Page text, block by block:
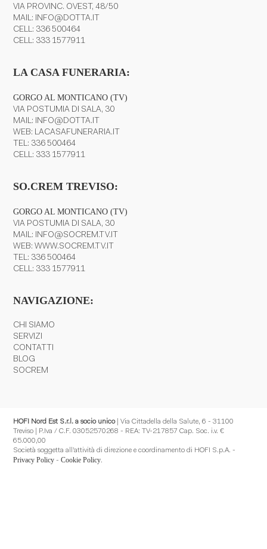
VIA PROVINC. OVEST, 48/50
MAIL: INFO@DOTTA.IT
CELL: 336 500464
CELL: 333 1577911
LA CASA FUNERARIA:
GORGO AL MONTICANO (TV)
VIA POSTUMIA DI SALA, 30
MAIL: INFO@DOTTA.IT
WEB: LACASAFUNERARIA.IT
TEL: 336 500464
CELL: 333 1577911
SO.CREM TREVISO:
GORGO AL MONTICANO (TV)
VIA POSTUMIA DI SALA, 30
MAIL: INFO@SOCREM.TV.IT
WEB:WWW.SOCREM.TV.IT
TEL: 336 500464
CELL: 333 1577911
NAVIGAZIONE:
CHI SIAMO
SERVIZI
CONTATTI
BLOG
SOCREM
HOFI Nord Est S.r.l. a socio unico| Via Cittadella della Salute, 6 - 31100
Treviso | P.Iva / C.F. 03052570268 - REA: TV-217857 Cap. Soc. i.v. €
65.000,00
Società soggetta all’attività di direzione e coordinamento di HOFI S.p.A. -
Privacy Policy -Cookie Policy.